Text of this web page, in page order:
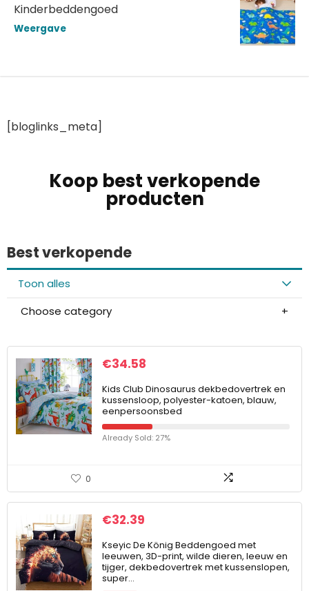
Kinderbeddengoed
Weergave
[bloglinks_meta]
Koop best verkopende
producten
Best verkopende
Toon alles
Choose category
€34.58
Kids Club Dinosaurus dekbedovertrek en
kussensloop, polyester-katoen, blauw,
eenpersoonsbed
Already Sold: 27%
0
€32.39
Kseyic De König Beddengoed met
leeuwen, 3D-print, wilde dieren, leeuw en
tijger, dekbedovertrek met kussenslopen,
super…